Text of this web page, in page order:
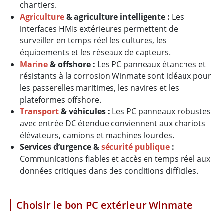
chantiers.
Agriculture& agriculture intelligente : Les
interfaces HMIs extérieures permettent de
surveiller en temps réel les cultures, les
équipements et les réseaux de capteurs.
Marine& offshore : Les PC panneaux étanches et
résistants à la corrosion Winmate sont idéaux pour
les passerelles maritimes, les navires et les
plateformes offshore.
Transport& véhicules : Les PC panneaux robustes
avec entrée DC étendue conviennent aux chariots
élévateurs, camions et machines lourdes.
Services d’urgence &sécurité publique :
Communications fiables et accès en temps réel aux
données critiques dans des conditions difficiles.
Choisir le bon PC extérieur Winmate